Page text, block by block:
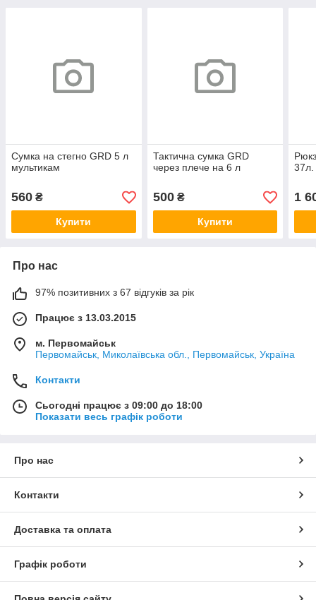
Сумка на стегно GRD 5 л
мультикам
560 ₴
Купити
Тактична сумка GRD
через плече на 6 л
500₴
Купити
37л.
1
Про нас
97% позитивних з 67 відгуків за рік
Працює з 13.03.2015
м. Первомайськ
Первомайськ, Миколаївська обл., Первомайськ, Україна
Контакти
Сьогодні працює з 09:00 до 18:00
Показати весь графік роботи
Про нас
Контакти
Доставка та оплата
Графік роботи